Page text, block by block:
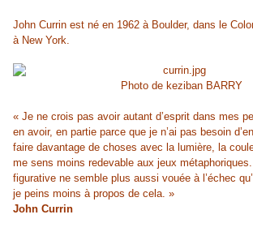
John Currin est né en 1962 à Boulder, dans le
à New York.
Photo de keziban BARRY
« Je ne crois pas avoir autant d’esprit dans mes
en avoir, en partie parce que je n’ai pas besoin
faire davantage de choses avec la lumière, la
me sens moins redevable aux jeux
figurative ne semble plus aussi vouée à l’échec
je peins moins à propos de cela. »
John Currin